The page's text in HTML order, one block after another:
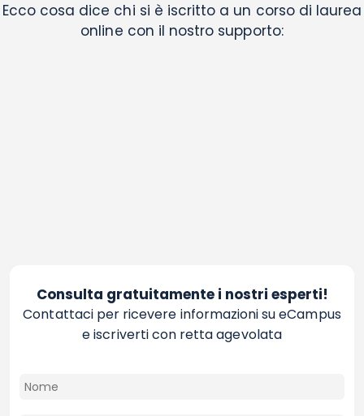
Ecco cosa dice chi si è iscritto a un corso di laurea
online con il nostro supporto:
Consulta gratuitamente i nostri esperti!
Contattaci per ricevere informazioni su eCampus
e iscriverti con retta agevolata